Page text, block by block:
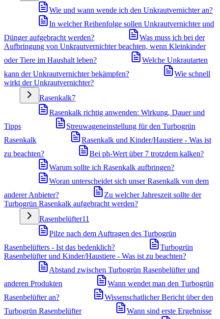
Wie und wann wende ich den Unkrautvernichter an?
In welcher Reihenfolge sollen Unkrautvernichter und
Dünger aufgebracht werden?
Was muss ich bei der
Aufbringung von Unkrautvernichter beachten, wenn Kleinkinder
oder Tiere im Haushalt leben?
Welche Unkrautarten
kann der Unkrautvernichter bekämpfen?
Wie schnell
wirkt der Unkrautvernichter?
Rasenkalk7
Rasenkalk richtig anwenden: Wirkung, Dauer und
Tipps
Streuwageneinstellung für den Turbogrün
Rasenkalk
Rasenkalk und Kinder/Haustiere - Was ist
zu beachten?
Bei ph-Wert über 7 trotzdem kalken?
Warum sollte ich Rasenkalk aufbringen?
Woran unterscheidet sich unser Rasenkalk von dem
anderer Anbieter?
Zu welcher Jahreszeit sollte der
Turbogrün Rasenkalk aufgebracht werden?
Rasenbelüfter11
Pilze nach dem Auftragen des Turbogrün
Rasenbelüfters - Ist das bedenklich?
Turbogrün
Rasenbelüfter und Kinder/Haustiere - Was ist zu beachten?
Abstand zwischen Turbogrün Rasenbelüfter und
anderen Produkten
Wann wendet man den Turbogrün
Rasenbelüfter an?
Wissenschatlicher Bericht über den
Turbogrün Rasenbelüfter
Wann sind erste Ergebnisse